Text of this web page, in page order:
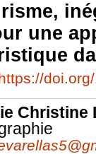
une
Christine